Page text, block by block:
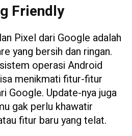
Friendly
Pixel dari Google adalah
yang bersih dan ringan.
operasi Android
menikmati fitur-fitur
Google. Update-nya juga
gak perlu khawatir
fitur baru yang telat.